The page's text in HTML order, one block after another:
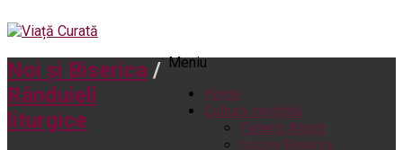
Meniu
Home
Cultură creștină
Pateric Atonit
Istoria Bisericii
Noi și Biserica /
Rânduieli
liturgice